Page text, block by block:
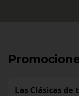
Las Clásicas de